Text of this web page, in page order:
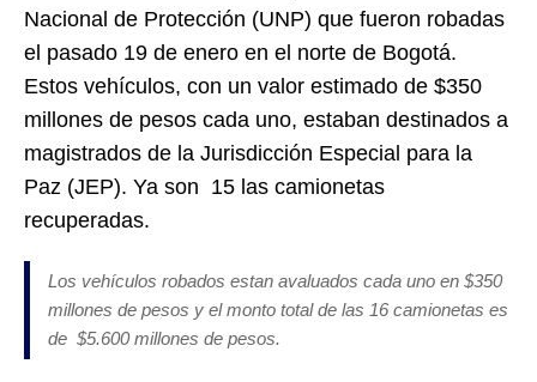
Nacional de Protección (UNP) que fueron robadas
el pasado 19 de enero en el norte de Bogotá.
Estos vehículos, con un valor estimado de $350
millones de pesos cada uno, estaban destinados a
magistrados de la Jurisdicción Especial para la
Paz (JEP). Ya son 15 las camionetas
recuperadas.
Los vehículos robados estan avaluados cada uno en $350
millones de pesos y el monto total de las 16 camionetas es
de $5.600 millones de pesos.